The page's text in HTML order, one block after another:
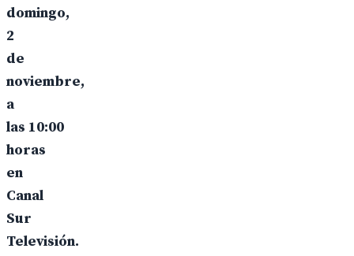
domingo,
2
de
noviembre,
a
las 10:00
horas
en
Canal
Sur
Televisión.